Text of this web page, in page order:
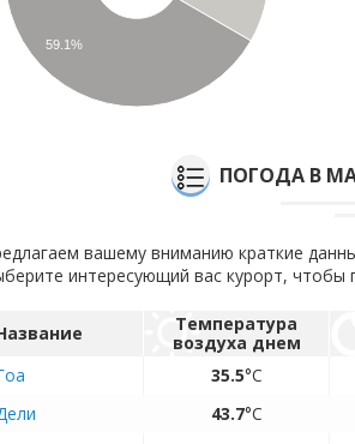
59.1%
ПОГОДА В
вашему вниманию краткие
интересующий вас курорт,
Температура
воздуха днем
35.5°C
43.7°C